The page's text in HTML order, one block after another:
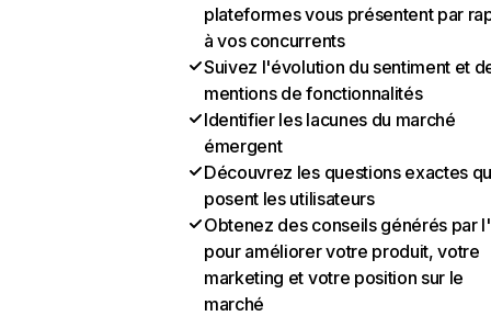
plateformes vous présentent par
à vos concurrents
Suivez l'évolution du sentiment et
mentions de fonctionnalités
Identifier les lacunes du marché
émergent
Découvrez les questions exactes
posent les utilisateurs
Obtenez des conseils générés par
pour améliorer votre produit, votre
marketing et votre position sur le
marché